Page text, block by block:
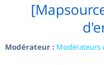
Modérateur : Modérateurs